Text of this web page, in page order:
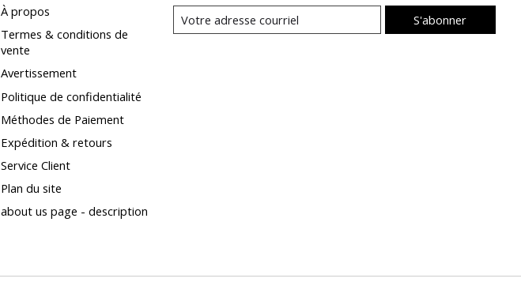
À propos
Termes & conditions de
vente
Avertissement
Politique de confidentialité
Méthodes de Paiement
Expédition & retours
Service Client
Plan du site
about us page - description
S'abonner